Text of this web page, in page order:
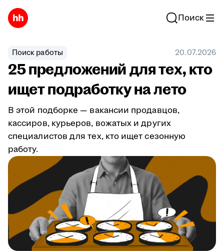
Поиск
Поиск работы 20.07.2026
25 предложений для тех, кто
ищет подработку на лето
В этой подборке — вакансии продавцов,
кассиров, курьеров, вожатых и других
специалистов для тех, кто ищет сезонную
работу.